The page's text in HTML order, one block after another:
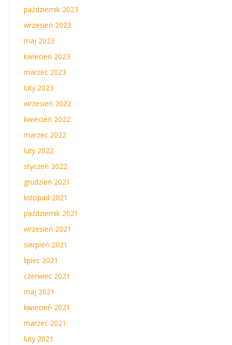
październik 2023
wrzesień 2023
maj 2023
kwiecień 2023
marzec 2023
luty 2023
wrzesień 2022
kwiecień 2022
marzec 2022
luty 2022
styczeń 2022
grudzień 2021
listopad 2021
październik 2021
wrzesień 2021
sierpień 2021
lipiec 2021
czerwiec 2021
maj 2021
kwiecień 2021
marzec 2021
luty 2021